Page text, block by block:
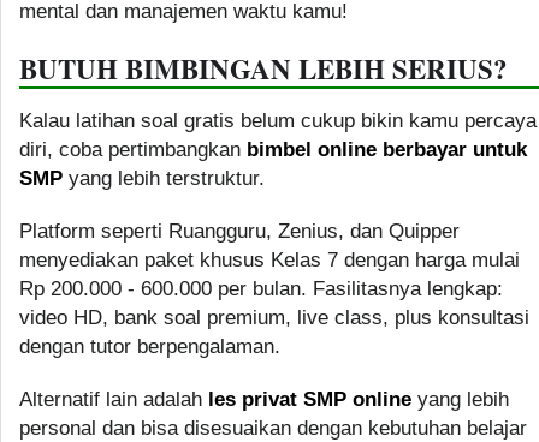
mental dan manajemen waktu kamu!
BUTUH BIMBINGAN LEBIH SERIUS?
Kalau latihan soal gratis belum cukup bikin kamu percaya
diri, coba pertimbangkan bimbel online berbayar untuk
SMP yang lebih terstruktur.
Platform seperti Ruangguru, Zenius, dan Quipper
menyediakan paket khusus Kelas 7 dengan harga mulai
Rp 200.000 - 600.000 per bulan. Fasilitasnya lengkap:
video HD, bank soal premium, live class, plus konsultasi
dengan tutor berpengalaman.
Alternatif lain adalah les privat SMP online yang lebih
personal dan bisa disesuaikan dengan kebutuhan belajar